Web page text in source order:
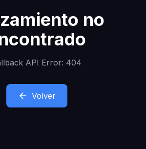
no
API Error: 404
Volver